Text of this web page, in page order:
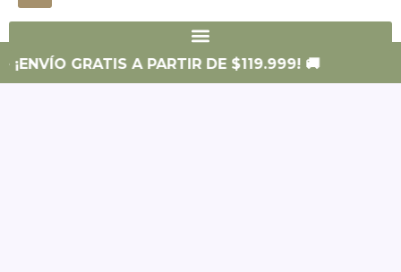
GRATIS A PARTIR DE $119.999! 🚚